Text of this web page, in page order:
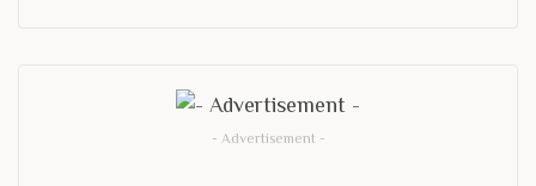
- Advertisement -